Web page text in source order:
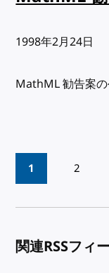
出版日:
1998年2月24日
MathML 勧告案
Pagination
1 2
関連RSSフィ